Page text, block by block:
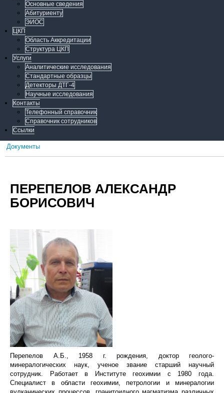
Основные сведения
Абитуриенту
ЭИОС
ЦКП
Область Аккредитации
Структура ЦКП
Услуги
Аналитические исследования
Стандартные образцы
Детекторы ДТГ-4
Научные исследования
Контакты
Телефонный справочник
Справочник сотрудников
Ссылки
Документы
ПЕРЕПЕЛОВ АЛЕКСАНДР
БОРИСОВИЧ
Перепелов А.Б., 1958 г. рождения, доктор геолого-
минералогических наук, ученое звание старший научный
сотрудник. Работает в Институте геохимии с 1980 года.
Специалист в области геохимии, петрологии и минералогии